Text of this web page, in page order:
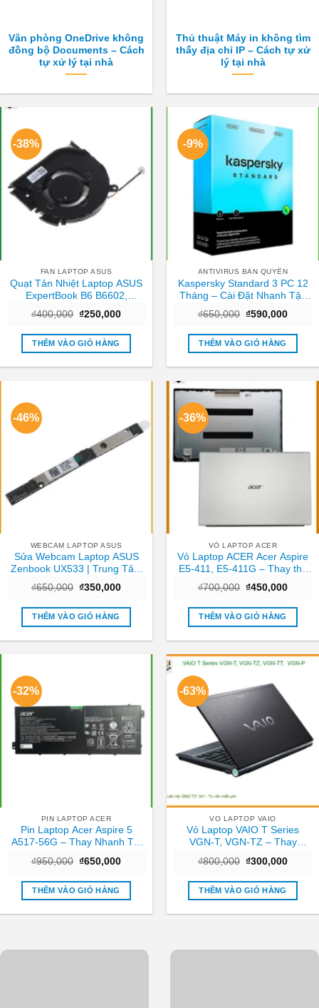
Văn phòng OneDrive không
đồng bộ Documents – Cách
tự xử lý tại nhà
Thủ thuật Máy in không tìm
thấy địa chỉ IP – Cách tự xử
lý tại nhà
-38%
FAN LAPTOP ASUS
Quạt Tản Nhiệt Laptop ASUS
ExpertBook B6 B6602,
Ngay TPHCM
₫400,000 Giá
là:
₫400,000.
₫250,000Giá
tại
₫250,000.
THÊM VÀO GIỎ HÀNG
-9%
ANTIVIRUS BẢN QUYỀN
Kaspersky Standard 3 PC 12
Tháng – Cài Đặt Nhanh Tận
₫650,000 Giá
là:
₫650,000.
₫590,000Giá
tại
THÊM VÀO GIỎ HÀNG
-46%
WEBCAM LAPTOP ASUS
Sửa Webcam Laptop ASUS
Zenbook UX533 | Trung Tâm
Laptop Gần Nhất TPHCM
₫650,000 Giá
là:
₫650,000.
₫350,000Giá
tại
₫350,000.
THÊM VÀO GIỎ HÀNG
-36%
VỎ LAPTOP ACER
Vỏ Laptop ACER Acer Aspire
E5-411, E5-411G – Thay thế
Trong ngày TPHCM
₫700,000 Giá
là:
₫700,000.
₫450,000Giá
tại
THÊM VÀO GIỎ HÀNG
-32%
PIN LAPTOP ACER
Pin Laptop Acer Aspire 5
A517-56G – Thay Nhanh Tại
₫950,000 Giá
là:
₫950,000.
₫650,000Giá
tại
₫650,000.
THÊM VÀO GIỎ HÀNG
-63%
VO LAPTOP VAIO
Vỏ Laptop VAIO T Series
VGN-T, VGN-TZ – Thay
Giá Tốt
₫800,000 Giá
là:
₫800,000.
₫300,000Giá
tại
THÊM VÀO GIỎ HÀNG